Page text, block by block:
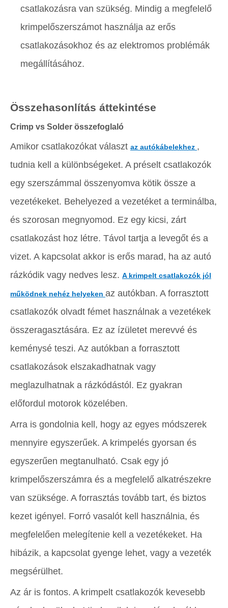
csatlakozásra van szükség. Mindig a megfelelő
krimpelőszerszámot használja az erős
csatlakozásokhoz és az elektromos problémák
megállításához.
Összehasonlítás áttekintése
Crimp vs Solder összefoglaló
Amikor csatlakozókat választ az autókábelekhez ,
tudnia kell a különbségeket. A préselt csatlakozók
egy szerszámmal összenyomva kötik össze a
vezetékeket. Behelyezed a vezetéket a terminálba,
és szorosan megnyomod. Ez egy kicsi, zárt
csatlakozást hoz létre. Távol tartja a levegőt és a
vizet. A kapcsolat akkor is erős marad, ha az autó
rázkódik vagy nedves lesz. A krimpelt csatlakozók jól
működnek nehéz helyeken az autókban. A forrasztott
csatlakozók olvadt fémet használnak a vezetékek
összeragasztására. Ez az ízületet merevvé és
keménysé teszi. Az autókban a forrasztott
csatlakozások elszakadhatnak vagy
meglazulhatnak a rázkódástól. Ez gyakran
előfordul motorok közelében.
Arra is gondolnia kell, hogy az egyes módszerek
mennyire egyszerűek. A krimpelés gyorsan és
egyszerűen megtanulható. Csak egy jó
krimpelőszerszámra és a megfelelő alkatrészekre
van szüksége. A forrasztás tovább tart, és biztos
kezet igényel. Forró vasalót kell használnia, és
megfelelően melegítenie kell a vezetékeket. Ha
hibázik, a kapcsolat gyenge lehet, vagy a vezeték
megsérülhet.
Az ár is fontos. A krimpelt csatlakozók kevesebb